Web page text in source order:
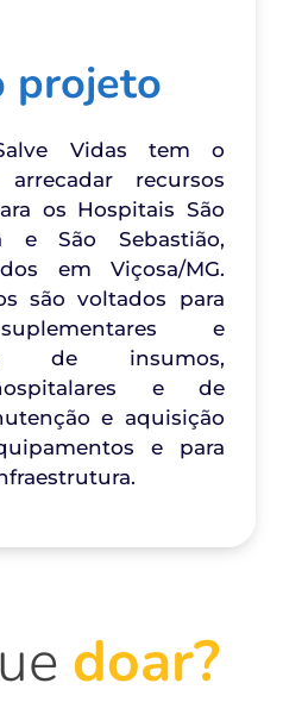
projeto
Vidas tem o
recursos
os Hospitais São
e São Sebastião,
em Viçosa/MG.
são voltados para
e
de insumos,
e de
e aquisição
e para
doar?